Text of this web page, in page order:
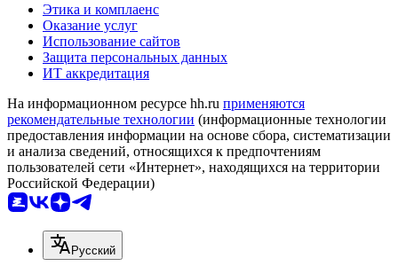
Этика и комплаенс
Оказание услуг
Использование сайтов
Защита персональных данных
ИТ аккредитация
На информационном ресурсе hh.ru применяются
рекомендательные технологии (информационные технологии
предоставления информации на основе сбора, систематизации
и анализа сведений, относящихся к предпочтениям
пользователей сети «Интернет», находящихся на территории
Российской Федерации)
Русский